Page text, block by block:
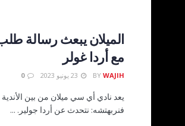
الميلان يبعث رسالة
مع أردا غولر
BY WAJIH
0
يعد نادي أي سي ميلان من بين
فنربهتشه: نتحدث عن أردا جولير. ...